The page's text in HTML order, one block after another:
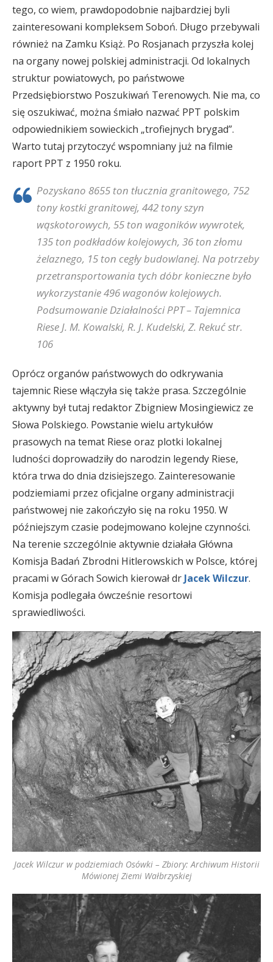
tego, co wiem, prawdopodobnie najbardziej byli
zainteresowani kompleksem Soboń. Długo przebywali
również na Zamku Książ. Po Rosjanach przyszła kolej
na organy nowej polskiej administracji. Od lokalnych
struktur powiatowych, po państwowe
Przedsiębiorstwo Poszukiwań Terenowych. Nie ma, co
się oszukiwać, można śmiało nazwać PPT polskim
odpowiednikiem sowieckich „trofiejnych brygad”.
Warto tutaj przytoczyć wspomniany już na filmie
raport PPT z 1950 roku.
Pozyskano 8655 ton tłucznia granitowego, 752
tony kostki granitowej, 442 tony szyn
wąskotorowych, 55 ton wagoników wywrotek,
135 ton podkładów kolejowych, 36 ton złomu
żelaznego, 15 ton cegły budowlanej. Na potrzeby
przetransportowania tych dóbr konieczne było
wykorzystanie 496 wagonów kolejowych.
Podsumowanie Działalności PPT – Tajemnica
Riese J. M. Kowalski, R. J. Kudelski, Z. Rekuć str.
106
Oprócz organów państwowych do odkrywania
tajemnic Riese włączyła się także prasa. Szczególnie
aktywny był tutaj redaktor Zbigniew Mosingiewicz ze
Słowa Polskiego. Powstanie wielu artykułów
prasowych na temat Riese oraz plotki lokalnej
ludności doprowadziły do narodzin legendy Riese,
która trwa do dnia dzisiejszego. Zainteresowanie
podziemiami przez oficjalne organy administracji
państwowej nie zakończyło się na roku 1950. W
późniejszym czasie podejmowano kolejne czynności.
Na terenie szczególnie aktywnie działała Główna
Komisja Badań Zbrodni Hitlerowskich w Polsce, której
pracami w Górach Sowich kierował dr Jacek Wilczur.
Komisja podlegała ówcześnie resortowi
sprawiedliwości.
Jacek Wilczur w podziemiach Osówki – Zbiory: Archiwum Historii
Mówionej Ziemi Wałbrzyskiej